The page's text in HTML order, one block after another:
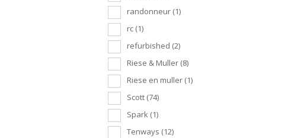
randonneur (1)
rc (1)
refurbished (2)
Riese & Muller (8)
Riese en muller (1)
Scott (74)
Spark (1)
Tenways (12)